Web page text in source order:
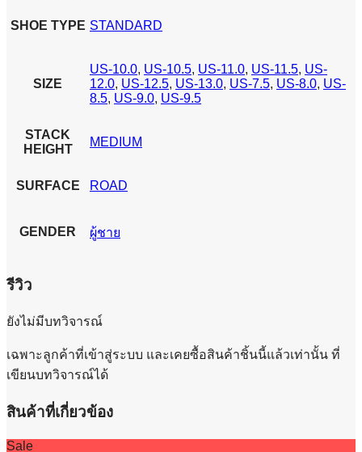
SHOE TYPE STANDARD
SIZE
US-10.0, US-10.5, US-11.0, US-11.5, US-
12.0, US-12.5, US-13.0, US-7.5, US-8.0, US-
8.5, US-9.0, US-9.5
STACK
HEIGHT
MEDIUM
SURFACE ROAD
GENDER ผู้ชาย
รีวิว
ยังไม่มีบทวิจารณ์
เฉพาะลูกค้าที่เข้าสู่ระบบ และเคยซื้อสินค้าชิ้นนี้แล้วเท่านั้น ที่
เขียนบทวิจารณ์ได้
สินค้าที่เกี่ยวข้อง
Sale